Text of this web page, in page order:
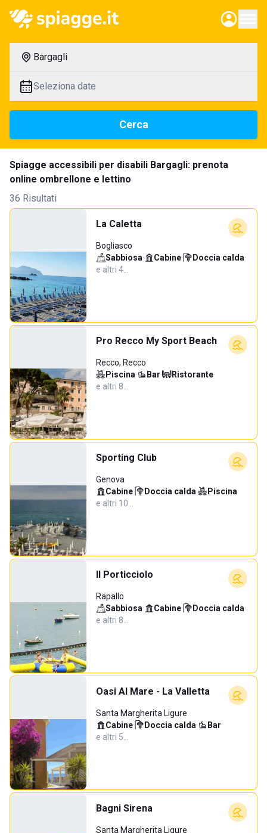
Bargagli
Seleziona date
Cerca
Spiagge accessibili per disabili Bargagli: prenota
online ombrellone e lettino
36 Risultati
La Caletta
Bogliasco
Sabbiosa· Cabine· Doccia calda·
e altri 4…
Pro Recco My Sport Beach
Recco, Recco
Piscina· Bar· Ristorante·
e altri 8…
Sporting Club
Genova
Cabine· Doccia calda· Piscina·
e altri 10…
Il Porticciolo
Rapallo
Sabbiosa· Cabine· Doccia calda·
e altri 8…
Oasi Al Mare - La Valletta
Santa Margherita Ligure
Cabine· Doccia calda· Bar·
e altri 5…
Bagni Sirena
Santa Margherita Ligure